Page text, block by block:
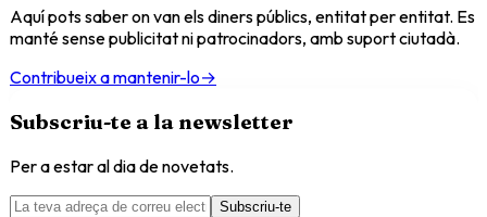
Aquí pots saber on van els diners públics, entitat per entitat. Es
manté sense publicitat ni patrocinadors, amb suport ciutadà.
Contribueix a mantenir-lo→
Subscriu-te a la newsletter
Per a estar al dia de novetats.
Subscriu-te